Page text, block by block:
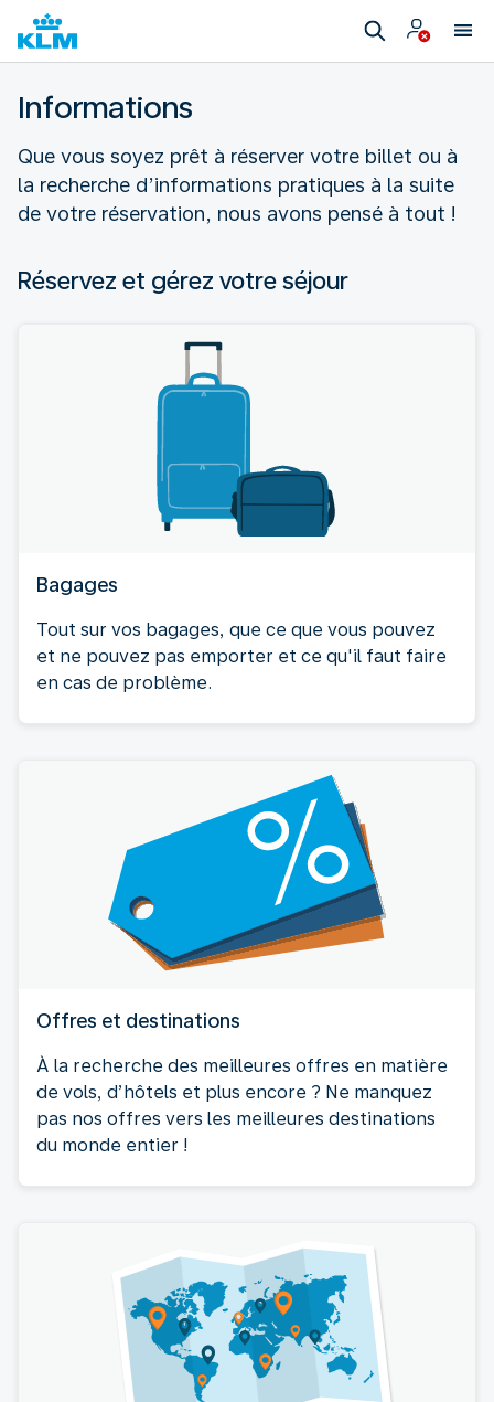
Informations
Que vous soyez prêt à réserver votre billet ou à
la recherche d’informations pratiques à la suite
de votre réservation, nous avons pensé à tout !
Réservez et gérez votre séjour
Bagages
Tout sur vos bagages, que ce que vous pouvez
et ne pouvez pas emporter et ce qu'il faut faire
en cas de problème.
Offres et destinations
À la recherche des meilleures offres en matière
de vols, d’hôtels et plus encore ? Ne manquez
pas nos offres vers les meilleures destinations
du monde entier !